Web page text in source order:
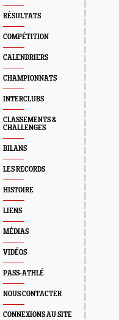
RÉSULTATS
COMPÉTITION
CALENDRIERS
CHAMPIONNATS
INTERCLUBS
CLASSEMENTS &
CHALLENGES
BILANS
LES RECORDS
HISTOIRE
LIENS
MÉDIAS
VIDÉOS
PASS-ATHLÉ
NOUS CONTACTER
CONNEXIONS AU SITE